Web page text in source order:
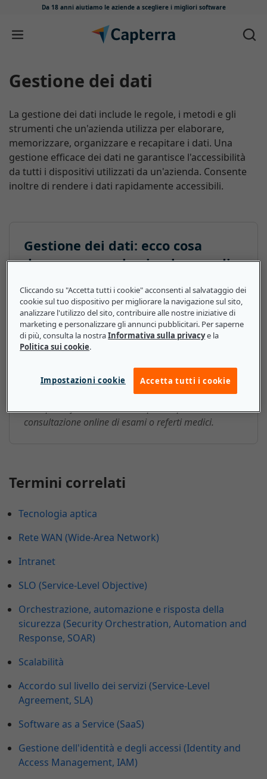
Da 18 anni aiutiamo le aziende a scegliere i migliori software
Salta e vai al contenuto
Gestione dei dati
La gestione dei dati include le regole, i metodi e gli
strumenti che un'azienda utilizza per elaborare,
memorizzare, organizzare e recapitare i dati. Una
gestione efficace dei dati ne garantisce l'accessibilità
da tutti i dispositivi utilizzati da un'azienda. Consente
inoltre di rendere i dati rapidamente accessibili.
Gestione dei dati: ecco cosa
devono sapere le piccole e medie
Per le PMI, è necessario che tutti i dati siano corretti,
immediatamente disponibili e di facile accesso per
coloro che ne hanno bisogno. Presso tali aziende, i
team IT e di data management possono occuparsi
della maggior parte del lavoro di gestione e allo
stesso tempo concedere agli utenti l'accesso ai dati
attraverso strumenti rivolti al cliente, come ad
consultazione online di esami o referti medici.
Termini correlati
Tecnologia aptica
Rete WAN (Wide-Area Network)
Intranet
SLO (Service-Level Objective)
Orchestrazione, automazione e risposta della
sicurezza (Security Orchestration, Automation and
Response, SOAR)
Scalabilità
Accordo sul livello dei servizi (Service-Level
Agreement, SLA)
Software as a Service (SaaS)
Gestione dell'identità e degli accessi (Identity and
Access Management, IAM)
Cliccando su "Accetta tutti i cookie" acconsenti al salvataggio dei
cookie sul tuo dispositivo per migliorare la navigazione sul sito,
analizzare l'utilizzo del sito, contribuire alle nostre iniziative di
marketing e personalizzare gli annunci pubblicitari. Per saperne
di più, consulta la nostraInformativa sulla privacye la
Politica sui cookie.
Impostazioni cookie Accetta tutti i cookie